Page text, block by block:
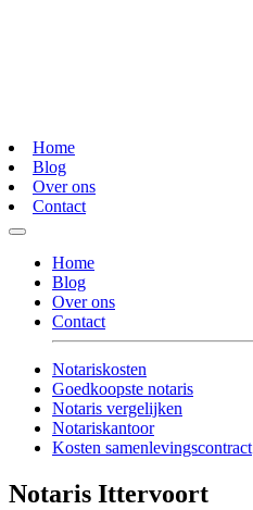
Home
Blog
Over ons
Contact
Home
Blog
Over ons
Contact
Notariskosten
Goedkoopste notaris
Notaris vergelijken
Notariskantoor
Kosten samenlevingscontract
Notaris Ittervoort